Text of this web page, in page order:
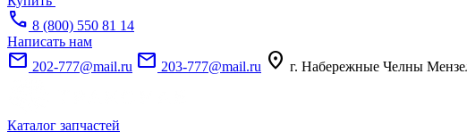
call 8 (800) 550 81 14
Написать нам
mail 202-777@mail.ru mail 203-777@mail.ru location_on г. Набережные Челны
Каталог запчастей